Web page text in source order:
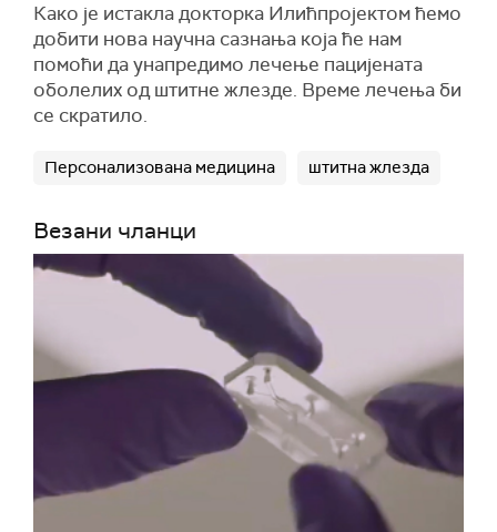
Како је истакла докторка Илићпројектом ћемо
добити нова научна сазнања која ће нам
помоћи да унапредимо лечење пацијената
оболелих од штитне жлезде. Време лечења би
се скратило.
Персонализована медицина штитна жлезда
Везани чланци